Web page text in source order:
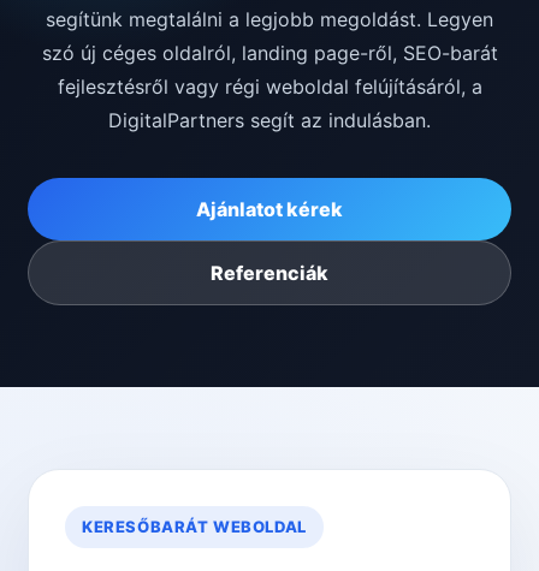
segítünk megtalálni a legjobb megoldást. Legyen
szó új céges oldalról, landing page-ről, SEO-barát
fejlesztésről vagy régi weboldal felújításáról, a
DigitalPartners segít az indulásban.
Ajánlatot kérek
Referenciák
KERESŐBARÁT WEBOLDAL